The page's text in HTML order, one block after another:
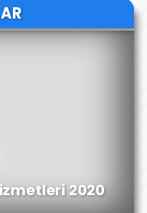
2020